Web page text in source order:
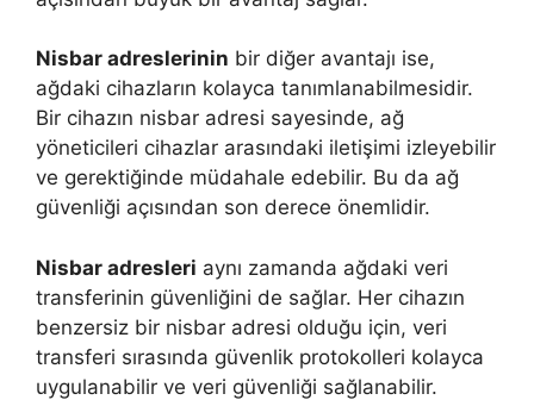
Nisbar adreslerinin bir diğer avantajı ise,
ağdaki cihazların kolayca tanımlanabilmesidir.
Bir cihazın nisbar adresi sayesinde, ağ
yöneticileri cihazlar arasındaki iletişimi izleyebilir
ve gerektiğinde müdahale edebilir. Bu da ağ
güvenliği açısından son derece önemlidir.
Nisbar adresleri aynı zamanda ağdaki veri
transferinin güvenliğini de sağlar. Her cihazın
benzersiz bir nisbar adresi olduğu için, veri
transferi sırasında güvenlik protokolleri kolayca
uygulanabilir ve veri güvenliği sağlanabilir.